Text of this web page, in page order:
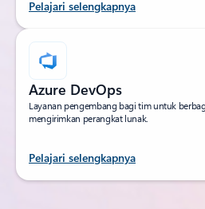
Pelajari selengkapnya
Azure DevOps
Layanan pengembang bagi tim untuk
mengirimkan perangkat lunak.
Pelajari selengkapnya